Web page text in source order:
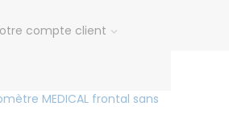
compte client
MEDICAL frontal sans